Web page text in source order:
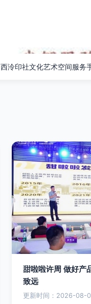
西泠印社文化艺术空间服务
甜啦啦许周 做好产
致远
更新时间：2026-08-